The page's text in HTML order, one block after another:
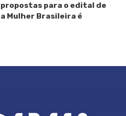
para o edital de
Mulher Brasileira é